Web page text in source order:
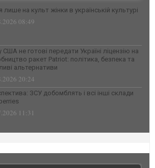
лише на культ жінки в українській культурі
08:49
США не готові передати Україні ліцензію на
ракет Patriot: політика, безпека та
альтернативи
20:24
ЗСУ добомблять і всі інші склади
11:31